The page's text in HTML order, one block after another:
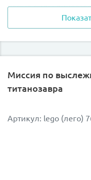
новые виды
деталей, в состав
эксперта по
Грени Ву; а также
детенышей
проработаны и
эмоции и
периода».
шприцы,
Миссия по
титанозавра
Артикул: lego (лего)